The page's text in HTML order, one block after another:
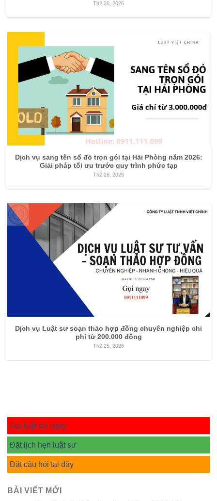
Th2 26, 2026
Dịch vụ sang tên sổ đỏ trọn gói tại Hải Phòng năm 2026:
Giải pháp tối ưu trước quy trình phức tạp
Th2 26, 2026
Dịch vụ Luật sư soạn thảo hợp đồng chuyên nghiệp chi
phí từ 200.000 đồng
Th2 25, 2026
Gọi luật sư ngay
Đặt lịch hẹn luật sư
Đặt câu hỏi tại đây
BÀI VIẾT MỚI